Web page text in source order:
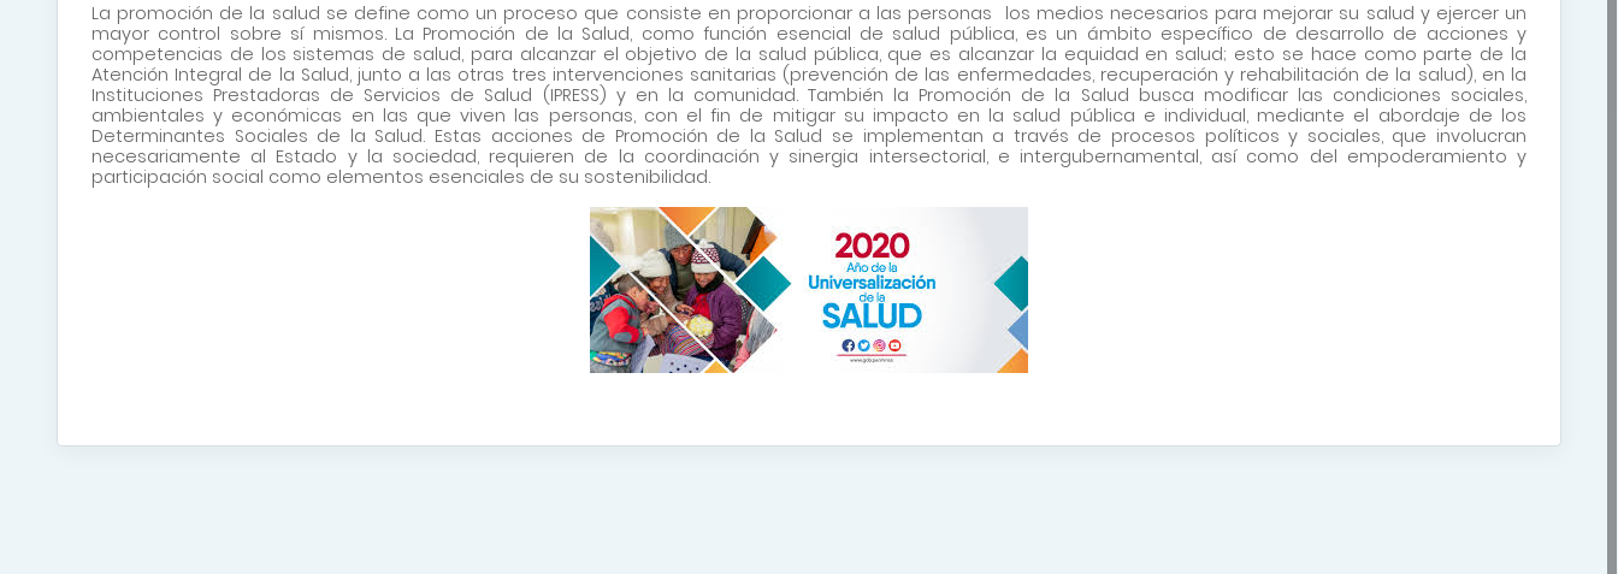
La promoción de la salud se define como un proceso que consiste en proporcionar a las personas los medios necesarios para mejorar su salud y ejercer un
mayor control sobre sí mismos. La Promoción de la Salud, como función esencial de salud pública, es un ámbito específico de desarrollo de acciones y
competencias de los sistemas de salud, para alcanzar el objetivo de la salud pública, que es alcanzar la equidad en salud; esto se hace como parte de la
Atención Integral de la Salud, junto a las otras tres intervenciones sanitarias (prevención de las enfermedades, recuperación y rehabilitación de la salud), en la
Instituciones Prestadoras de Servicios de Salud (IPRESS) y en la comunidad. También la Promoción de la Salud busca modificar las condiciones sociales,
ambientales y económicas en las que viven las personas, con el fin de mitigar su impacto en la salud pública e individual, mediante el abordaje de los
Determinantes Sociales de la Salud. Estas acciones de Promoción de la Salud se implementan a través de procesos políticos y sociales, que involucran
necesariamente al Estado y la sociedad, requieren de la coordinación y sinergia intersectorial, e intergubernamental, así como del empoderamiento y
participación social como elementos esenciales de su sostenibilidad.